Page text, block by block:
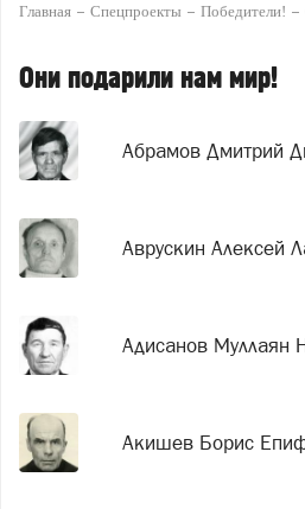
Главная Спецпроекты Победители!
Они подарили нам мир!
Абрамов Дмитрий
Аврускин Алексей
Адисанов Муллаян
Акишев Борис